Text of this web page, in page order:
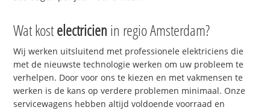
Wat kostelectricien in regio Amsterdam?
Wij werken uitsluitend met professionele elektriciens die
met de nieuwste technologie werken om uw probleem te
verhelpen. Door voor ons te kiezen en met vakmensen te
werken is de kans op verdere problemen minimaal. Onze
servicewagens hebben altijd voldoende voorraad en